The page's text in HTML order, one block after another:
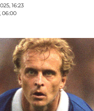
16:23
06:00